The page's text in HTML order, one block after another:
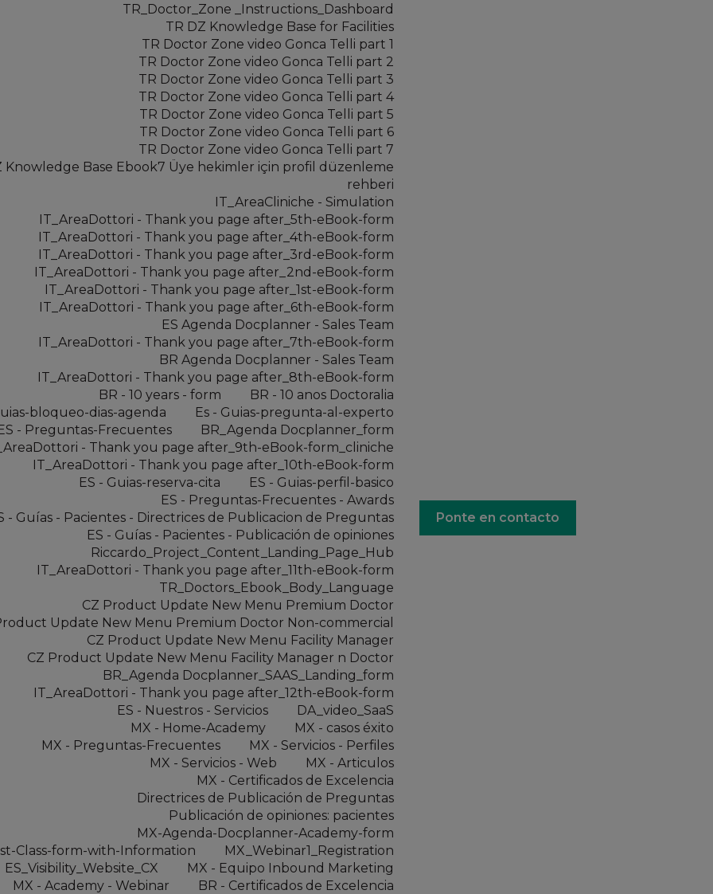
TR_Doctor_Zone _Instructions_Dashboard
TR DZ Knowledge Base for Facilities
TR Doctor Zone video Gonca Telli part 1
TR Doctor Zone video Gonca Telli part 2
TR Doctor Zone video Gonca Telli part 3
TR Doctor Zone video Gonca Telli part 4
TR Doctor Zone video Gonca Telli part 5
TR Doctor Zone video Gonca Telli part 6
TR Doctor Zone video Gonca Telli part 7
Knowledge Base Ebook7 Üye hekimler için profil düzenleme
rehberi
IT_AreaCliniche - Simulation
IT_AreaDottori - Thank you page after_5th-eBook-form
IT_AreaDottori - Thank you page after_4th-eBook-form
IT_AreaDottori - Thank you page after_3rd-eBook-form
IT_AreaDottori - Thank you page after_2nd-eBook-form
IT_AreaDottori - Thank you page after_1st-eBook-form
IT_AreaDottori - Thank you page after_6th-eBook-form
ES Agenda Docplanner - Sales Team
IT_AreaDottori - Thank you page after_7th-eBook-form
BR Agenda Docplanner - Sales Team
IT_AreaDottori - Thank you page after_8th-eBook-form
BR - 10 years - form
BR - 10 anos Doctoralia
bloqueo-dias-agenda
Es - Guias-pregunta-al-experto
- Preguntas-Frecuentes
BR_Agenda Docplanner_form
- Thank you page after_9th-eBook-form_cliniche
IT_AreaDottori - Thank you page after_10th-eBook-form
ES - Guias-reserva-cita
ES - Guias-perfil-basico
ES - Preguntas-Frecuentes - Awards
- Guías - Pacientes - Directrices de Publicacion de Preguntas
ES - Guías - Pacientes - Publicación de opiniones
Riccardo_Project_Content_Landing_Page_Hub
IT_AreaDottori - Thank you page after_11th-eBook-form
TR_Doctors_Ebook_Body_Language
CZ Product Update New Menu Premium Doctor
Update New Menu Premium Doctor Non-commercial
CZ Product Update New Menu Facility Manager
CZ Product Update New Menu Facility Manager n Doctor
BR_Agenda Docplanner_SAAS_Landing_form
IT_AreaDottori - Thank you page after_12th-eBook-form
ES - Nuestros - Servicios
DA_video_SaaS
MX - Home-Academy
MX - casos éxito
MX - Preguntas-Frecuentes
MX - Servicios - Perfiles
MX - Servicios - Web
MX - Articulos
MX - Certificados de Excelencia
Directrices de Publicación de Preguntas
Publicación de opiniones: pacientes
MX-Agenda-Docplanner-Academy-form
Class-form-with-Information
MX_Webinar1_Registration
ES_Visibility_Website_CX
MX - Equipo Inbound Marketing
MX - Academy - Webinar
BR - Certificados de Excelencia
Ponte en contacto